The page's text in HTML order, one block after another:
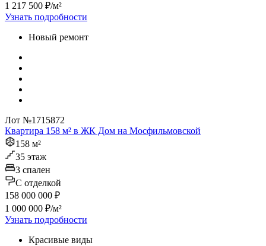
1 217 500 ₽/м²
Узнать подробности
Новый ремонт
Лот №1715872
Квартира 158 м² в ЖК Дом на Мосфильмовской
158 м²
35 этаж
3 спален
C отделкой
158 000 000 ₽
1 000 000 ₽/м²
Узнать подробности
Красивые виды